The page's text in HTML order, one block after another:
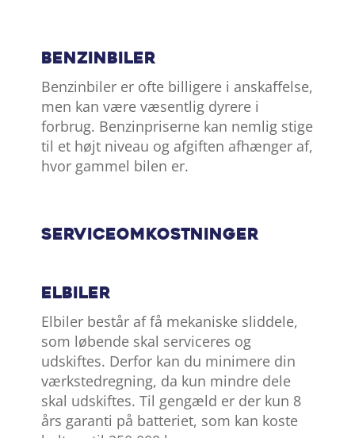
Benzinbiler
Benzinbiler er ofte billigere i anskaffelse,
men kan være væsentlig dyrere i
forbrug. Benzinpriserne kan nemlig stige
til et højt niveau og afgiften afhænger af,
hvor gammel bilen er.
Serviceomkostninger
Elbiler
Elbiler består af få mekaniske sliddele,
som løbende skal serviceres og
udskiftes. Derfor kan du minimere din
værkstedregning, da kun mindre dele
skal udskiftes. Til gengæld er der kun 8
års garanti på batteriet, som kan koste